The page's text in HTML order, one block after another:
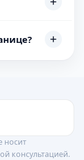
носит
консультацией.